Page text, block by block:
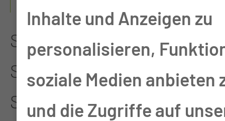
Stellvertrende
Stationsleitung der
Station S1
Inhalte und Anzeigen zu
personalisieren,
soziale Medien anbieten
und die Zugriffe auf